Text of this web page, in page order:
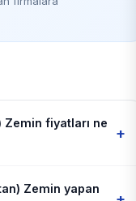
fiyatları ne
+
Zemin yapan